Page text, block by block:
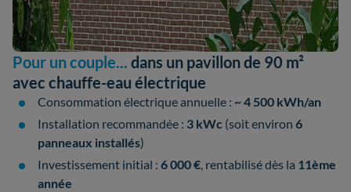
Pour un couple... dans un pavillon de 90 m²
avec chauffe-eau électrique
Consommation électrique annuelle : ~ 4 500 kWh/an
Installation recommandée : 3 kWc (soit environ 6
panneaux installés)
Investissement initial : 6 000 €, rentabilisé dès la 11ème
année